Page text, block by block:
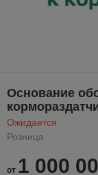
Основание
Ожидается
Розница
от 1 000